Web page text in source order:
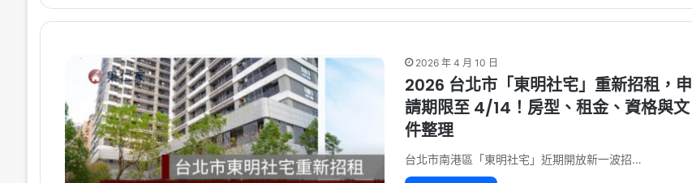
2026 年 4 月 10 日
2026 台北市「東明社宅」重新招租，申
請期限至 4/14！房型、租金、資格與文
件整理
台北市南港區「東明社宅」近期開放新一波招…